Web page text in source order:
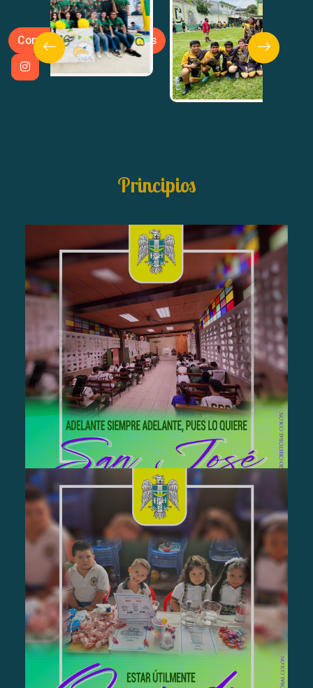
Contacto Actividades
Principios